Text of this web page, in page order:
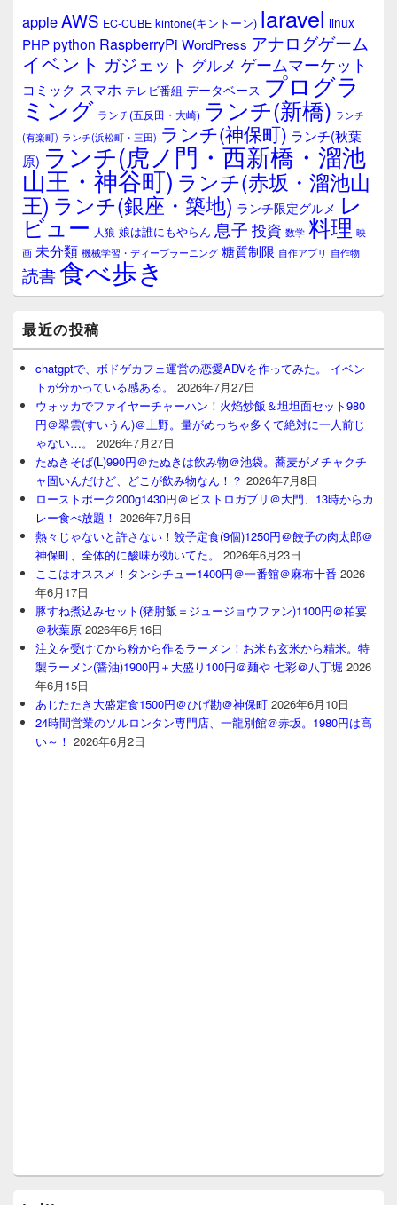
appleAWS EC-CUBE kintone(キントーン) laravel linux
PHPpython RaspberryPi WordPress アナログゲーム
イベント ガジェット グルメ ゲームマーケット
コミック スマホ テレビ番組 データベース プログラ
ミング ランチ(五反田・大崎) ランチ(新橋) ランチ
(有楽町) ランチ(浜松町・三田) ランチ(神保町) ランチ(秋葉
原) ランチ(虎ノ門・西新橋・溜池
山王・神谷町) ランチ(赤坂・溜池山
王) ランチ(銀座・築地) ランチ限定グルメ レ
ビュー 人狼 娘は誰にもやらん 息子 投資 数学 料理 映
画 未分類 機械学習・ディープラーニング 糖質制限 自作アプリ 自作物
読書食べ歩き
最近の投稿
chatgptで、ボドゲカフェ運営の恋愛ADVを作ってみた。 イベン
トが分かっている感ある。
2026年7月27日
ウォッカでファイヤーチャーハン！火焰炒飯＆坦坦面セット980
円＠翠雲(すいうん)＠上野。量がめっちゃ多くて絶対に一人前じ
ゃない…。
2026年7月27日
たぬきそば(L)990円＠たぬきは飲み物＠池袋。蕎麦がメチャクチ
ャ固いんだけど、どこが飲み物なん！？ 2026年7月8日
ローストポーク200g1430円＠ビストロガブリ＠大門、13時からカ
レー食べ放題！ 2026年7月6日
熱々じゃないと許さない！餃子定食(9個)1250円＠餃子の肉太郎＠
神保町、全体的に酸味が効いてた。
2026年6月23日
ここはオススメ！タンシチュー1400円＠一番館＠麻布十番 2026
年6月17日
豚すね煮込みセット(猪肘飯＝ジュージョウファン)1100円＠柏宴
＠秋葉原 2026年6月16日
注文を受けてから粉から作るラーメン！お米も玄米から精米。特
製ラーメン(醤油)1900円＋大盛り100円＠麺や 七彩＠八丁堀 2026
年6月15日
あじたたき大盛定食1500円＠ひげ勘＠神保町 2026年6月10日
24時間営業のソルロンタン専門店、一龍別館＠赤坂。1980円は高
い～！ 2026年6月2日